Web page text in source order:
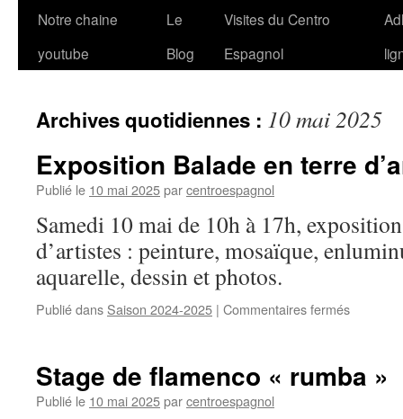
Notre chaine
youtube
Le
Blog
Visites du Centro
Espagnol
Archives quotidiennes : 10 mai 2025
Exposition Balade en terre
Publié le 10 mai 2025parcentroespagnol
Samedi 10 mai de 10h à 17h,
d’artistes : peinture, mosaïque,
aquarelle, dessin et photos.
Publié dans Saison 2024-2025 | Commentaires fermés
terre
Stage de flamenco « rumba »
Publié le 10 mai 2025parcentroespagnol